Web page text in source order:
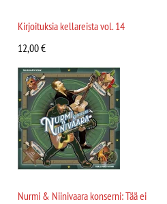
Kirjoituksia kellareista vol. 14
12,00€
Nurmi & Niinivaara konserni: Tää ei